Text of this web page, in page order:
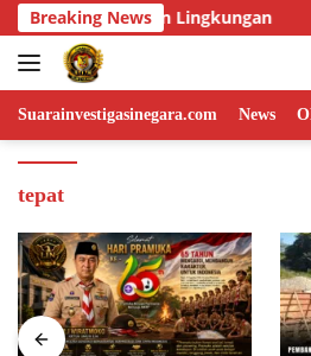
Skip
to
content
Breaking News
Pramuka 65 Tahun:
Suarainvestigasinegara.com News
tepat